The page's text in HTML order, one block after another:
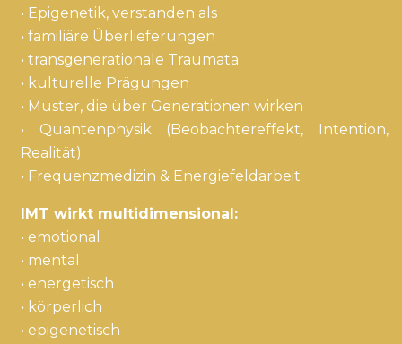
• Epigenetik, verstanden als
• familiäre Überlieferungen
• transgenerationale Traumata
• kulturelle Prägungen
• Muster, die über Generationen wirken
• Quantenphysik (Beobachtereffekt, Intention,
Realität)
• Frequenzmedizin & Energiefeldarbeit
IMT wirkt multidimensional:
• emotional
• mental
• energetisch
• körperlich
• epigenetisch